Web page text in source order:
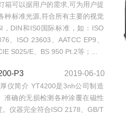
箱可以据用户的需求,可为用户提
种标准光源,符合所有主要的视觉
DIN和IS0国际标准，如：ISO
、ISO 23603、AATCC EP9、
S025/E、BS 950 Pt.2等；...
P3 2019-06-10
仪简介 YT4200是3nh公司制造
准确的无损检测各种涂覆在磁性
仪器完全符合ISO 2178、GB/T